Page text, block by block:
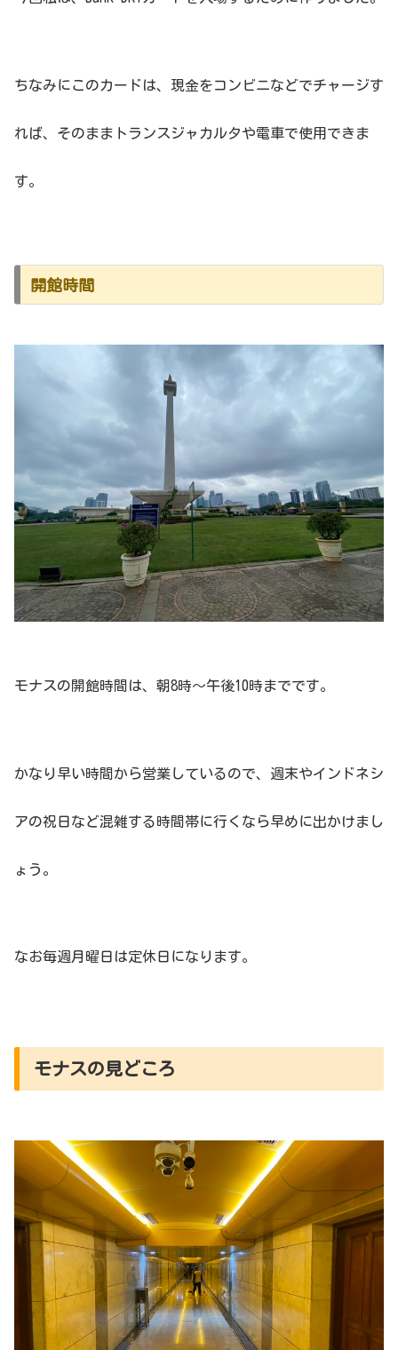
ちなみにこのカードは、現金をコンビニなどでチャージす
れば、そのままトランスジャカルタや電車で使用できま
す。
開館時間
モナスの開館時間は、朝8時〜午後10時までです。
かなり早い時間から営業しているので、週末やインドネシ
アの祝日など混雑する時間帯に行くなら早めに出かけまし
ょう。
なお毎週月曜日は定休日になります。
モナスの見どころ